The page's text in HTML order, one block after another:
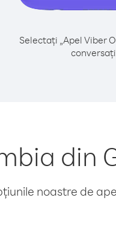
Selectați „Apel Viber
din
noastre de